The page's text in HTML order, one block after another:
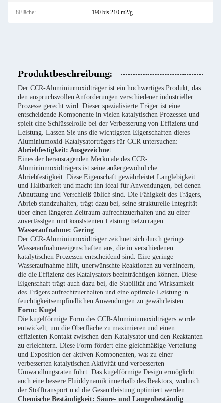
8Fläche: 190 bis 210 m2/g
Produktbeschreibung:
Der CCR-Aluminiumoxidträger ist ein hochwertiges Produkt, das
den anspruchsvollen Anforderungen verschiedener industrieller
Prozesse gerecht wird. Dieser spezialisierte Träger ist eine
entscheidende Komponente in vielen katalytischen Prozessen und
spielt eine Schlüsselrolle bei der Verbesserung von Effizienz und
Leistung. Lassen Sie uns die wichtigsten Eigenschaften dieses
Aluminiumoxid-Katalysatorträgers für CCR untersuchen:
Abriebfestigkeit: Ausgezeichnet
Eines der herausragenden Merkmale des CCR-
Aluminiumoxidträgers ist seine außergewöhnliche
Abriebfestigkeit. Diese Eigenschaft gewährleistet Langlebigkeit
und Haltbarkeit und macht ihn ideal für Anwendungen, bei denen
Abnutzung und Verschleiß üblich sind. Die Fähigkeit des Trägers,
Abrieb standzuhalten, trägt dazu bei, seine strukturelle Integrität
über einen längeren Zeitraum aufrechtzuerhalten und zu einer
zuverlässigen und konsistenten Leistung beizutragen.
Wasseraufnahme: Gering
Der CCR-Aluminiumoxidträger zeichnet sich durch geringe
Wasseraufnahmeeigenschaften aus, die in verschiedenen
katalytischen Prozessen entscheidend sind. Eine geringe
Wasseraufnahme hilft, unerwünschte Reaktionen zu verhindern,
die die Effizienz des Katalysators beeinträchtigen können. Diese
Eigenschaft trägt auch dazu bei, die Stabilität und Wirksamkeit
des Trägers aufrechtzuerhalten und eine optimale Leistung in
feuchtigkeitsempfindlichen Anwendungen zu gewährleisten.
Form: Kugel
Die kugelförmige Form des CCR-Aluminiumoxidträgers wurde
entwickelt, um die Oberfläche zu maximieren und einen
effizienten Kontakt zwischen dem Katalysator und den Reaktanten
zu erleichtern. Diese Form fördert eine gleichmäßige Verteilung
und Exposition der aktiven Komponenten, was zu einer
verbesserten katalytischen Aktivität und verbesserten
Umwandlungsraten führt. Das kugelförmige Design ermöglicht
auch eine bessere Fluiddynamik innerhalb des Reaktors, wodurch
der Stofftransport und die Gesamtleistung optimiert werden.
Chemische Beständigkeit: Säure- und Laugenbeständig